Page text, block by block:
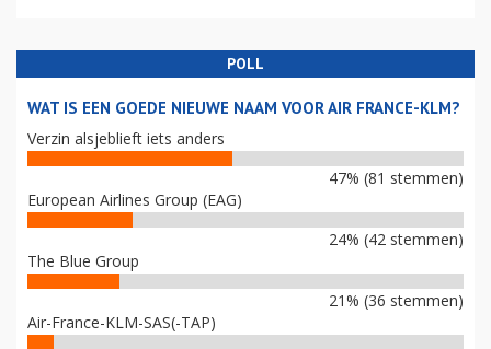
POLL
WAT IS EEN GOEDE NIEUWE NAAM VOOR AIR FRANCE-KLM?
Verzin alsjeblieft iets anders
47% (81 stemmen)
European Airlines Group (EAG)
24% (42 stemmen)
The Blue Group
21% (36 stemmen)
Air-France-KLM-SAS(-TAP)